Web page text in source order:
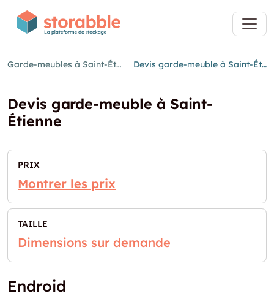
Garde-meubles à Saint-Étienne Devis garde-meuble à Saint-Étienne
Devis garde-meuble à Saint-
Étienne
PRIX
Montrer les prix
TAILLE
Dimensions sur demande
Endroid